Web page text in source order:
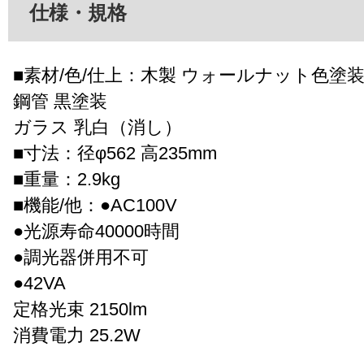
仕様・規格
■素材/色/仕上：木製 ウォールナット色塗装
鋼管 黒塗装
ガラス 乳白（消し）
■寸法：径φ562 高235mm
■重量：2.9kg
■機能/他：●AC100V
●光源寿命40000時間
●調光器併用不可
●42VA
定格光束 2150lm
消費電力 25.2W